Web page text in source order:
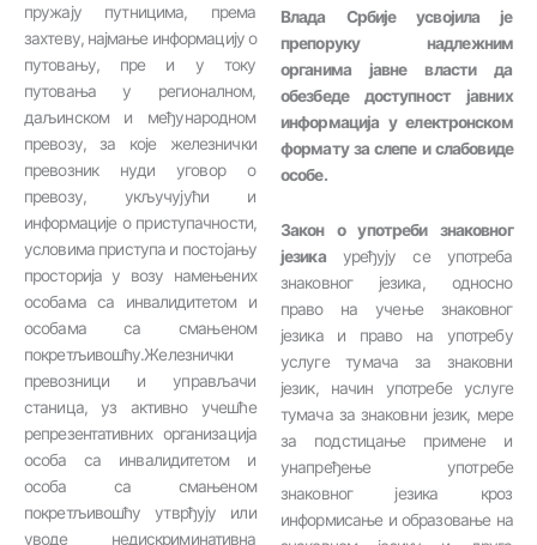
пружају путницима, према
захтеву, најмање информацију о
путовању, пре и у току
путовања у регионалном,
даљинском и међународном
превозу, за које железнички
превозник нуди уговор о
превозу, укључујући и
информације о приступачности,
условима приступа и постојању
просторија у возу намењених
особама са инвалидитетом и
особама са смањеном
покретљивошћу.Железнички
превозници и управљачи
станица, уз активно учешће
репрезентативних организација
особа са инвалидитетом и
особа са смањеном
покретљивошћу утврђују или
уводе недискриминативна
Влада Србије усвојила је
препоруку надлежним
органима јавне власти да
обезбеде доступност јавних
информација у електронском
формату за слепе и слабовиде
особе.
Закон о употреби знаковног
језикауређују се употреба
знаковног језика, односно
право на учење знаковног
језика и право на употребу
услуге тумача за знаковни
језик, начин употребе услуге
тумача за знаковни језик, мере
за подстицање примене и
унапређење употребе
знаковног језика кроз
информисање и образовање на